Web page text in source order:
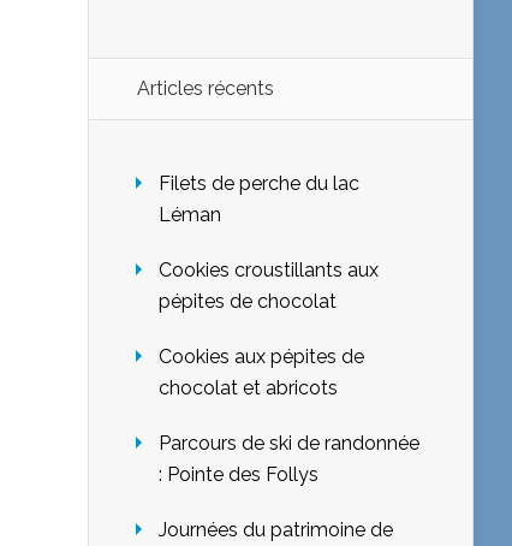
Articles récents
Filets de perche du lac
Léman
Cookies croustillants aux
pépites de chocolat
Cookies aux pépites de
chocolat et abricots
Parcours de ski de randonnée
: Pointe des Follys
Journées du patrimoine de